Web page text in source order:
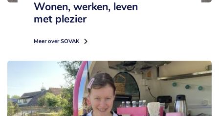
Wonen, werken, leven
met plezier
Meer over SOVAK